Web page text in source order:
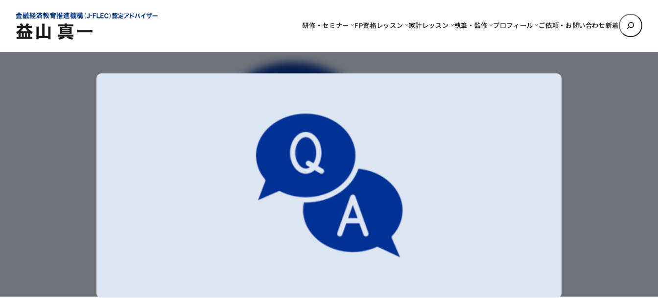
研修・セミナー FP資格レッスン 家計レッスン 執筆・監修 プロフィール ご依頼・お問い合わせ新着
検
索